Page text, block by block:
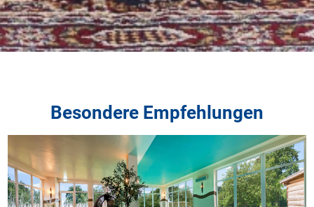
Besondere Empfehlungen